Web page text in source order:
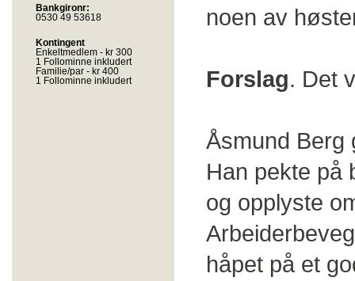
Bankgironr:
0530 49 53618
Kontingent
Enkeltmedlem - kr 300
1 Follominne inkludert
Familie/par - kr 400
1 Follominne inkludert
noen av
Forslag. Det
Åsmund Berg
Han pekte på
og opplyste
håpet på et